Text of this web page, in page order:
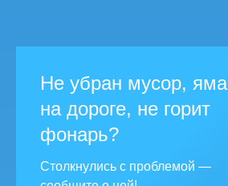
Не убран мусор, яма
на дороге, не горит
фонарь?
Столкнулись с проблемой —